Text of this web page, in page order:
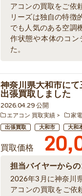
アコンの買取をご依
リーズは独自の特徴
でも人気のある空調
作状態や本体のコン
た。
神奈川県大和市に
出張買取しました
2026.04.29 公開
エアコン 買取実績 家
出張買取 大和市 大和
買取価格
担当バイヤーからの
2026年3月に神奈川
アコンの買取をご依